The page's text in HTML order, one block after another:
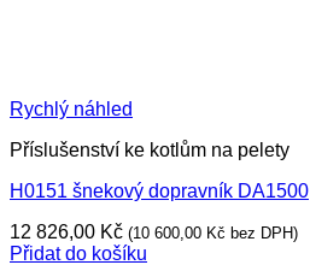
Rychlý náhled
Příslušenství ke kotlům na pelety
H0151 šnekový dopravník DA1500
12 826,00 Kč (10 600,00 Kč bez DPH)
Přidat do košíku